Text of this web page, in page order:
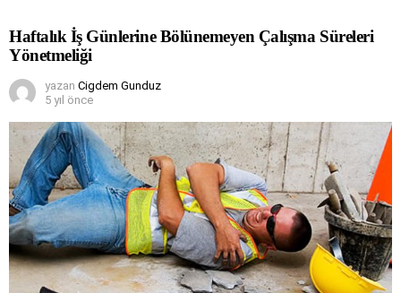
Haftalık İş Günlerine Bölünemeyen Çalışma Süreleri
Yönetmeliği
yazan Cigdem Gunduz
5 yıl önce